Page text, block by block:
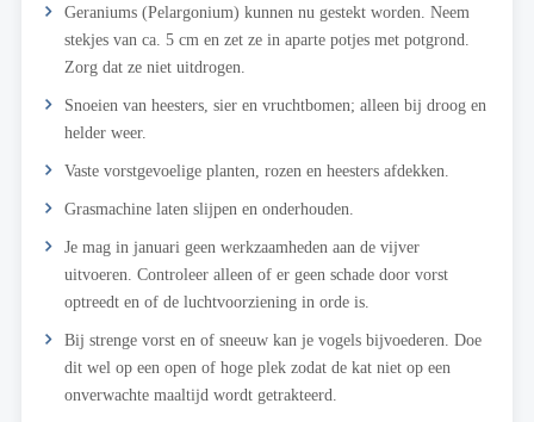
Geraniums (Pelargonium) kunnen nu gestekt worden. Neem
stekjes van ca. 5 cm en zet ze in aparte potjes met potgrond.
Zorg dat ze niet uitdrogen.
Snoeien van heesters, sier en vruchtbomen; alleen bij droog en
helder weer.
Vaste vorstgevoelige planten, rozen en heesters afdekken.
Grasmachine laten slijpen en onderhouden.
Je mag in januari geen werkzaamheden aan de vijver
uitvoeren. Controleer alleen of er geen schade door vorst
optreedt en of de luchtvoorziening in orde is.
Bij strenge vorst en of sneeuw kan je vogels bijvoederen. Doe
dit wel op een open of hoge plek zodat de kat niet op een
onverwachte maaltijd wordt getrakteerd.